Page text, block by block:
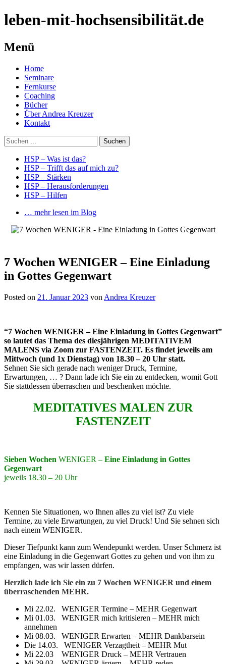
leben-mit-hochsensibilität.de
Menü
Springe
zum
Inhalt
Home
Seminare
Fernkurse
Coaching
Bücher
Über Andrea Kreuzer
Kontakt
Suchen
nach:
HSP – Was ist das?
HSP – Trifft das auf mich zu?
HSP – Stärken
HSP – Herausforderungen
HSP – Hilfen
… mehr lesen im Blog
7 Wochen WENIGER – Eine Einladung
in Gottes Gegenwart
Posted on 21. Januar 2023 von Andrea Kreuzer
“7 Wochen WENIGER – Eine Einladung in Gottes Gegenwart”
so lautet das Thema des diesjährigen MEDITATIVEM
MALENS via Zoom zur FASTENZEIT. Es findet jeweils am
Mittwoch (und 1x Dienstag) von 18.30 – 20 Uhr statt.
Sehnen Sie sich gerade nach weniger Druck, Termine,
Erwartungen, … ? Dann lade ich Sie ein zu entdecken, womit Gott
Sie stattdessen überraschen und beschenken möchte.
MEDITATIVES MALEN ZUR
FASTENZEIT
Sieben Wochen WENIGER – Eine Einladung in Gottes
Gegenwart
jeweils 18.30 – 20 Uhr
Kennen Sie Situationen, wo Ihnen alles zu viel ist? Zu viele
Termine, zu viele Erwartungen, zu viel Druck! Und Sie sehnen sich
nach einem WENIGER.
Dieser Tiefpunkt kann zum Wendepunkt werden. Unser Schmerz ist
eine Einladung in die Gegenwart Gottes zu gehen und von ihm zu
empfangen, was wir lassen dürfen.
Herzlich lade ich Sie ein zu 7 Wochen WENIGER und einem
überraschenden MEHR.
Mi 22.02. WENIGER Termine – MEHR Gegenwart
Mi 01.03. WENIGER mich kritisieren – MEHR mich
annehmen
Mi 08.03. WENIGER Erwarten – MEHR Dankbarsein
Die 14.03. WENIGER Verzagtheit – MEHR Mut
Mi 22.03 WENIGER Druck – MEHR Vertrauen